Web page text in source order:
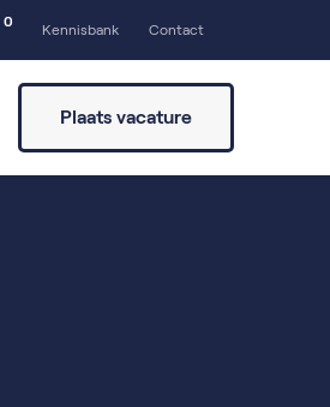
0
Kennisbank Contact
Plaats vacature